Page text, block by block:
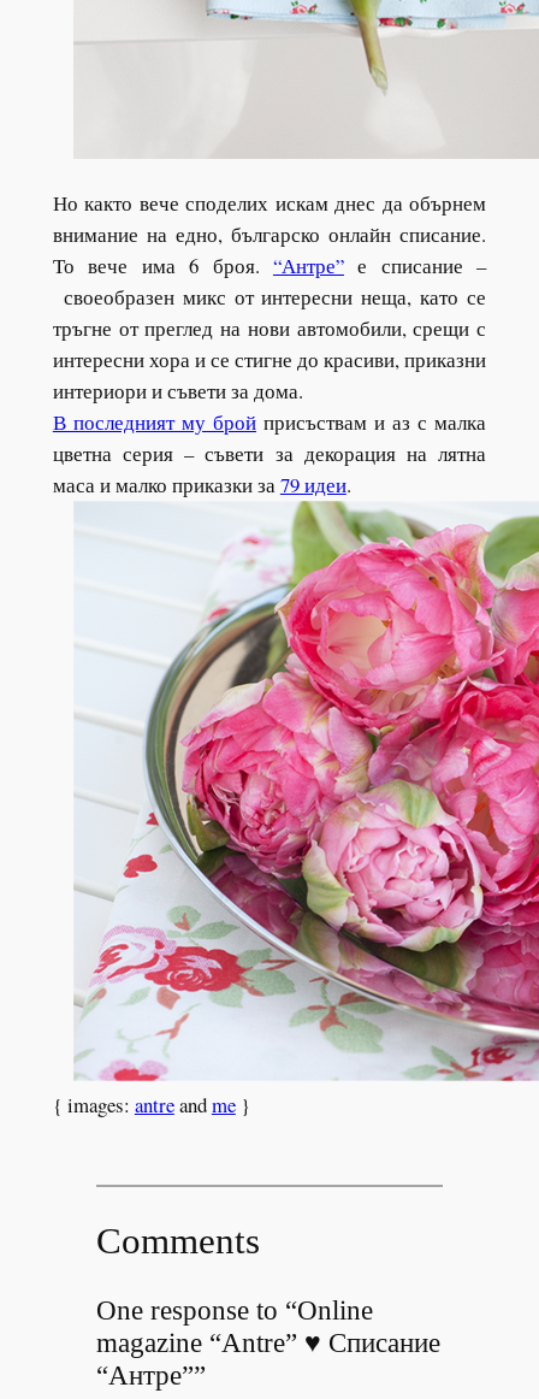
Но както вече споделих искам днес да обърнем
внимание на едно, българско онлайн списание.
То вече има 6 броя. “Антре”е списание –
своеобразен микс от интересни неща, като се
тръгне от преглед на нови автомобили, срещи с
интересни хора и се стигне до красиви, приказни
интериори и съвети за дома.
В последният му бройприсъствам и аз с малка
цветна серия – съвети за декорация на лятна
маса и малко приказки за79 идеи.
{ images: antreandme}
Comments
One response to “Online
magazine “Antre” ♥ Списание
“Антре””